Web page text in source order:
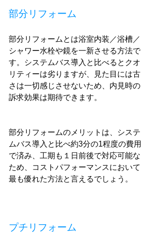
部分リフォーム
部分リフォームとは浴室内装／浴槽／
シャワー水栓や鏡を一新させる方法で
す。システムバス導入と比べるとクオ
リティーは劣りますが、見た目には古
さは一切感じさせないため、内見時の
訴求効果は期待できます。
部分リフォームのメリットは、システ
ムバス導入と比べ約3分の1程度の費用
で済み、工期も１日前後で対応可能な
ため、コストパフォーマンスにおいて
最も優れた方法と言えるでしょう。
プチリフォーム